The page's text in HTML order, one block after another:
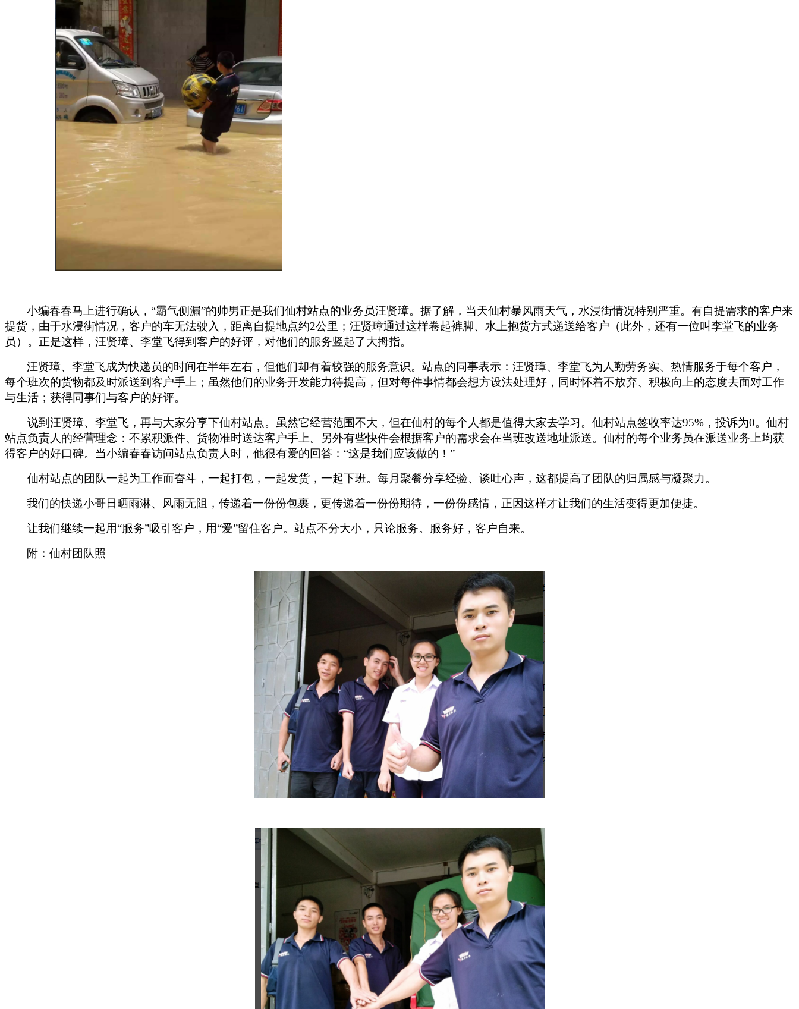
小编春春马上进行确认，“霸气侧漏”的帅男正是我们仙村站点的业务员汪贤璋。据了解，当天仙村暴风雨天气，水浸街情况特别严重。有自提需求的客户来
提货，由于水浸街情况，客户的车无法驶入，距离自提地点约2公里；汪贤璋通过这样卷起裤脚、水上抱货方式递送给客户（此外，还有一位叫李堂飞的业务
员）。正是这样，汪贤璋、李堂飞得到客户的好评，对他们的服务竖起了大拇指。
汪贤璋、李堂飞成为快递员的时间在半年左右，但他们却有着较强的服务意识。站点的同事表示：汪贤璋、李堂飞为人勤劳务实、热情服务于每个客户，
每个班次的货物都及时派送到客户手上；虽然他们的业务开发能力待提高，但对每件事情都会想方设法处理好，同时怀着不放弃、积极向上的态度去面对工作
与生活；获得同事们与客户的好评。
说到汪贤璋、李堂飞，再与大家分享下仙村站点。虽然它经营范围不大，但在仙村的每个人都是值得大家去学习。仙村站点签收率达95% ，投诉为0。仙村
站点负责人的经营理念：不累积派件、货物准时送达客户手上。另外有些快件会根据客户的需求会在当班改送地址派送。仙村的每个业务员在派送业务上均获
得客户的好口碑。当小编春春访问站点负责人时，他很有爱的回答：“这是我们应该做的！”
仙村站点的团队一起为工作而奋斗，一起打包，一起发货，一起下班。每月聚餐分享经验、谈吐心声，这都提高了团队的归属感与凝聚力。
我们的快递小哥日晒雨淋、风雨无阻，传递着一份份包裹，更传递着一份份期待，一份份感情，正因这样才让我们的生活变得更加便捷。
让我们继续一起用“服务”吸引客户，用“爱”留住客户。站点不分大小，只论服务。服务好，客户自来。
附：仙村团队照